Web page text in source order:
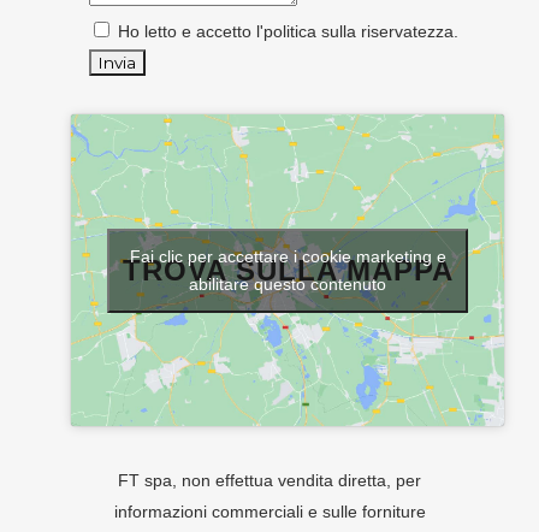
Ho letto e accetto l'politica sulla riservatezza
TROVA SULLA MAPPA
Fai clic per accettare i cookie marketing e
abilitare questo contenuto
FT spa, non effettua vendita diretta, per
informazioni commerciali e sulle forniture